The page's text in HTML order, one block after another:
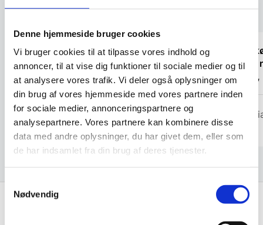
Denne hjemmeside bruger cookies
Vi bruger cookies til at tilpasse vores indhold og
annoncer, til at vise dig funktioner til sociale medier og til
at analysere vores trafik. Vi deler også oplysninger om
din brug af vores hjemmeside med vores partnere inden
for sociale medier, annonceringspartnere og
analysepartnere. Vores partnere kan kombinere disse
data med andre oplysninger, du har givet dem, eller som
de har indsamlet fra din brug af deres tjenester.
Samtykkevalg
Nødvendig
Kundetilfredshed
“Hurtig levering og et par småproblemer
blev omgående klaret.”
Don Olsen
“Har
hjælp
priser,